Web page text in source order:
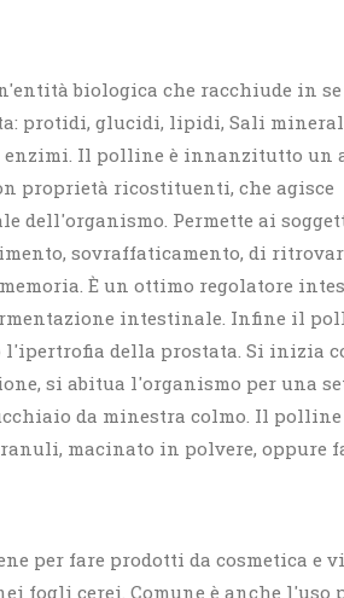
biologica che racchiude in
protidi, glucidi, lipidi, Sali
Il polline è innanzitutto un
proprietà ricostituenti, che agisce
dell'organismo. Permette ai
sovraffaticamento, di
È un ottimo regolatore
intestinale. Infine il
l'ipertrofia della prostata. Si inizia
si abitua l'organismo per una
da minestra colmo. Il
macinato in polvere, oppure
per fare prodotti da cosmetica e
fogli cerei. Comune è anche l'uso